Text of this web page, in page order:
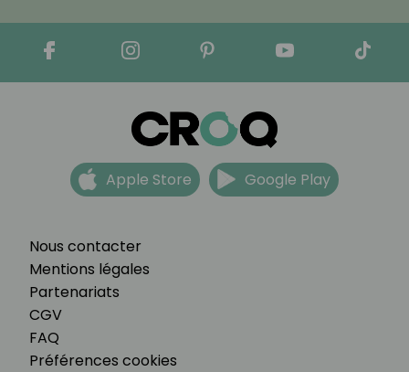
Nous contacter
Mentions légales
Partenariats
CGV
FAQ
Préférences cookies
Apple Store Google Play